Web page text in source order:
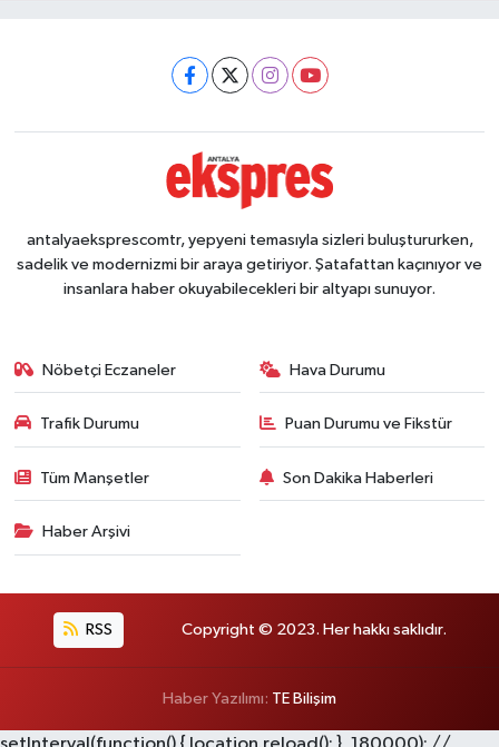
antalyaeksprescomtr, yepyeni temasıyla sizleri buluştururken,
sadelik ve modernizmi bir araya getiriyor. Şatafattan kaçınıyor ve
insanlara haber okuyabilecekleri bir altyapı sunuyor.
Nöbetçi Eczaneler Hava Durumu
Trafik Durumu Puan Durumu ve Fikstür
Tüm Manşetler Son Dakika Haberleri
Haber Arşivi
RSS Copyright © 2023. Her hakkı saklıdır.
Haber Yazılımı: TE Bilişim